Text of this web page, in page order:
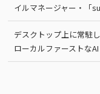
イルマネージャー・「
デスクトップ上に常駐
ローカルファーストな